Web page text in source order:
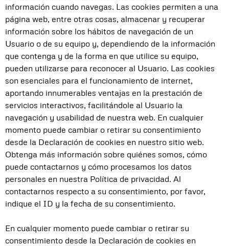
información cuando navegas. Las cookies permiten a una
página web, entre otras cosas, almacenar y recuperar
información sobre los hábitos de navegación de un
Usuario o de su equipo y, dependiendo de la información
que contenga y de la forma en que utilice su equipo,
pueden utilizarse para reconocer al Usuario. Las cookies
son esenciales para el funcionamiento de internet,
aportando innumerables ventajas en la prestación de
servicios interactivos, facilitándole al Usuario la
navegación y usabilidad de nuestra web. En cualquier
momento puede cambiar o retirar su consentimiento
desde la Declaración de cookies en nuestro sitio web.
Obtenga más información sobre quiénes somos, cómo
puede contactarnos y cómo procesamos los datos
personales en nuestra Política de privacidad. Al
contactarnos respecto a su consentimiento, por favor,
indique el ID y la fecha de su consentimiento.
En cualquier momento puede cambiar o retirar su
consentimiento desde la Declaración de cookies en